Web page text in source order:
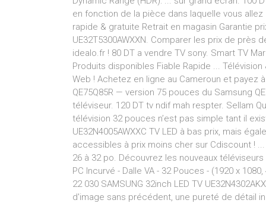
en fonction de la pièce dans laquelle vous
rapide & gratuite Retrait en magasin Garantie
UE32T5300AWXXN. Comparer les prix de
idealo.fr ! 80 DT a vendre TV sony. Smart TV
Produits disponibles Fiable Rapide ...
Web ! Achetez en ligne au Cameroun et payez
QE75Q85R — version 75 pouces du Samsung
téléviseur. 120 DT tv ndif mah respter. Sellam
télévision 32 pouces n’est pas simple tant il
UE32N4005AWXXC TV LED à bas prix, mais
accessibles à prix moins cher sur Cdiscount !
26 à 32 po. Découvrez les nouveaux
PC Incurvé - Dalle VA - 32 Pouces - (1920 x
22 030 SAMSUNG 32inch LED TV
d'image sans précédent, une pureté de détail